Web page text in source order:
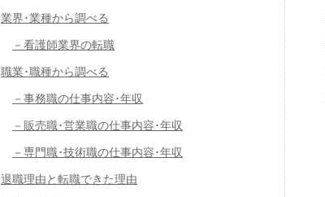
業界･業種から調べる
－看護師業界の転職
職業･職種から調べる
－事務職の仕事内容･年収
－販売職･営業職の仕事内容･年収
－専門職･技術職の仕事内容･年収
退職理由と転職できた理由